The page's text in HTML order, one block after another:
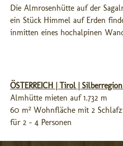
Die Almrosenhütte auf der
ein Stück Himmel auf Erden
inmitten eines hochalpinen
ÖSTERREICH | Tirol |
Almhütte mieten auf 1.732 m
60 m² Wohnfläche mit 2
für 2 - 4 Personen